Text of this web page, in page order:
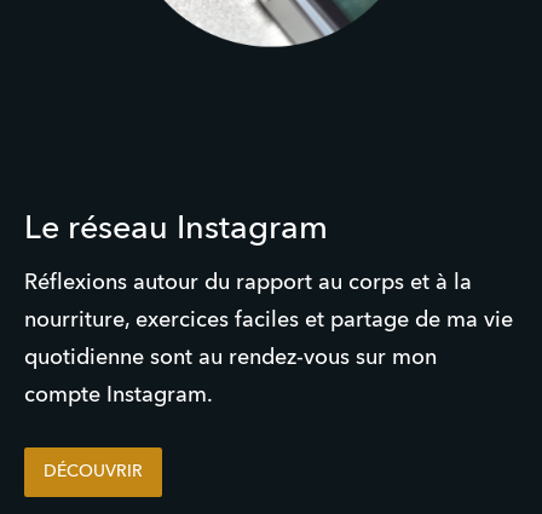
Le réseau Instagram
Réflexions autour du rapport au corps et à la
nourriture, exercices faciles et partage de ma vie
quotidienne sont au rendez-vous sur mon
compte Instagram.
DÉCOUVRIR